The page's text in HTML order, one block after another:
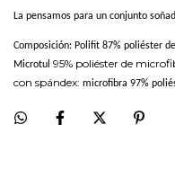
La pensamos para un conjunto
Composición: Polifit 87% poliéster
Microtul 95% poliéster de
con spándex: microfibra 97%